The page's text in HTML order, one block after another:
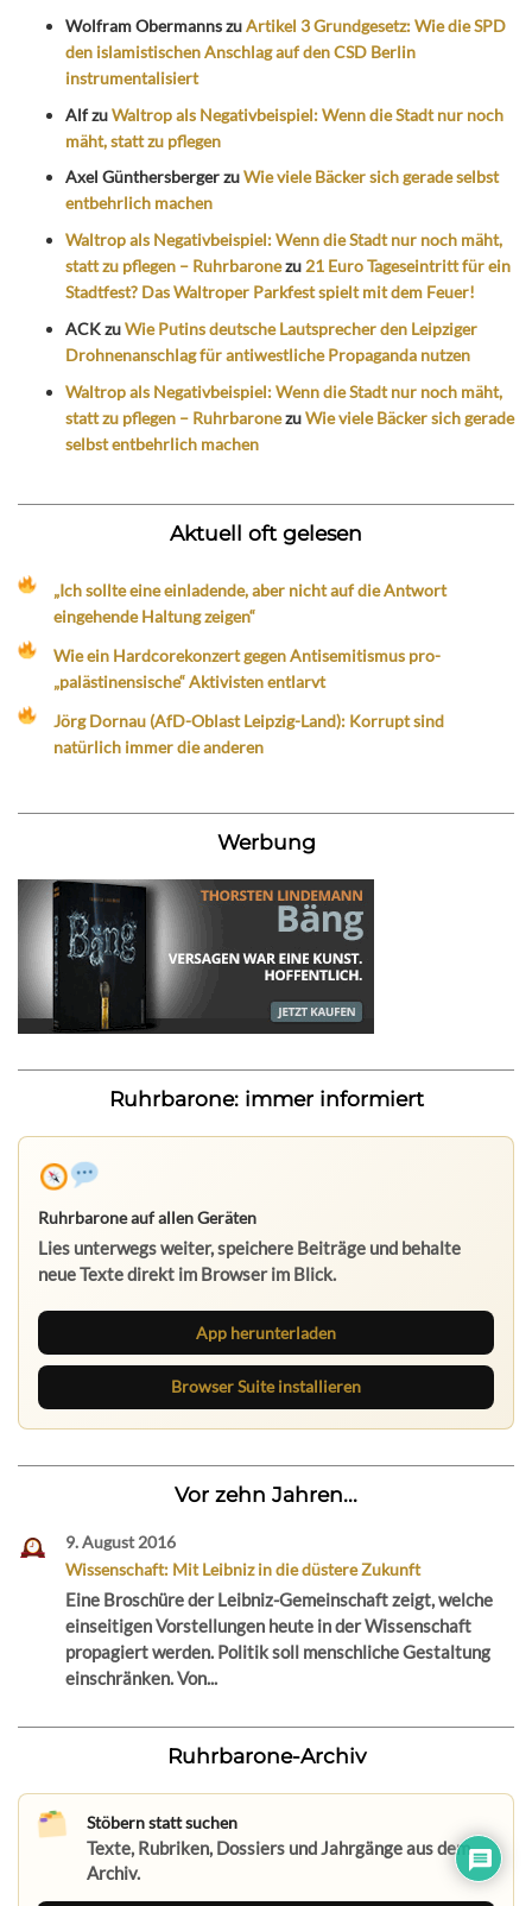
Wolfram ObermannszuArtikel 3 Grundgesetz: Wie die SPD
den islamistischen Anschlag auf den CSD Berlin
instrumentalisiert
AlfzuWaltrop als Negativbeispiel: Wenn die Stadt nur noch
mäht, statt zu pflegen
Axel GünthersbergerzuWie viele Bäcker sich gerade selbst
entbehrlich machen
Waltrop als Negativbeispiel: Wenn die Stadt nur noch mäht,
statt zu pflegen – Ruhrbaronezu 21 Euro Tageseintritt für ein
Stadtfest? Das Waltroper Parkfest spielt mit dem Feuer!
ACKzuWie Putins deutsche Lautsprecher den Leipziger
Drohnenanschlag für antiwestliche Propaganda nutzen
Waltrop als Negativbeispiel: Wenn die Stadt nur noch mäht,
statt zu pflegen – RuhrbaronezuWie viele Bäcker sich gerade
selbst entbehrlich machen
Aktuell oft gelesen
„Ich sollte eine einladende, aber nicht auf die Antwort
eingehende Haltung zeigen“
Wie ein Hardcorekonzert gegen Antisemitismus pro-
„palästinensische“ Aktivisten entlarvt
Jörg Dornau (AfD-Oblast Leipzig-Land): Korrupt sind
natürlich immer die anderen
Werbung
Ruhrbarone: immer informiert
Ruhrbarone auf allen Geräten
Lies unterwegs weiter, speichere Beiträge und behalte
neue Texte direkt im Browser im Blick.
App herunterladen
Browser Suite installieren
Vor zehn Jahren...
9. August 2016
Wissenschaft: Mit Leibniz in die düstere Zukunft
Eine Broschüre der Leibniz-Gemeinschaft zeigt, welche
einseitigen Vorstellungen heute in der Wissenschaft
propagiert werden. Politik soll menschliche Gestaltung
einschränken. Von...
Ruhrbarone-Archiv
Stöbern statt suchen
Texte, Rubriken, Dossiers und Jahrgänge aus dem
Archiv.